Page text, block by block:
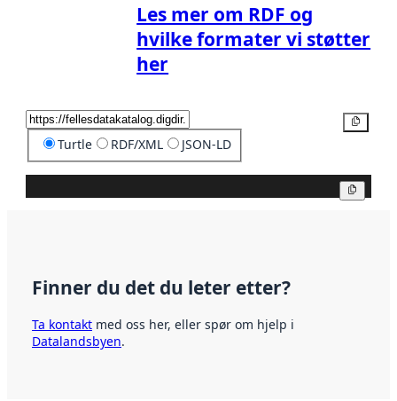
Les mer om RDF og
hvilke formater vi støtter
her
Turtle RDF/XML JSON-LD
Finner du det du leter etter?
Ta kontakt med oss her, eller spør om hjelp i
Datalandsbyen.